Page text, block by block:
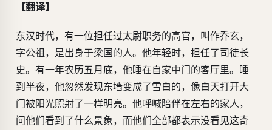
【翻译】
东汉时代，有一位担任过太尉职务的高官，叫作乔玄，
字公祖，是出身于梁国的人。他年轻时，担任了司徒长
史。有一年农历五月底，他睡在自家中门的客厅里。睡
到半夜，他忽然发现东墙变成了雪白的，像白天打开大
门被阳光照射了一样明亮。他呼喊陪伴在左右的家人，
问他们看到了什么景象，而他们全部都表示没看见这奇